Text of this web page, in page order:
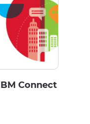
Connect